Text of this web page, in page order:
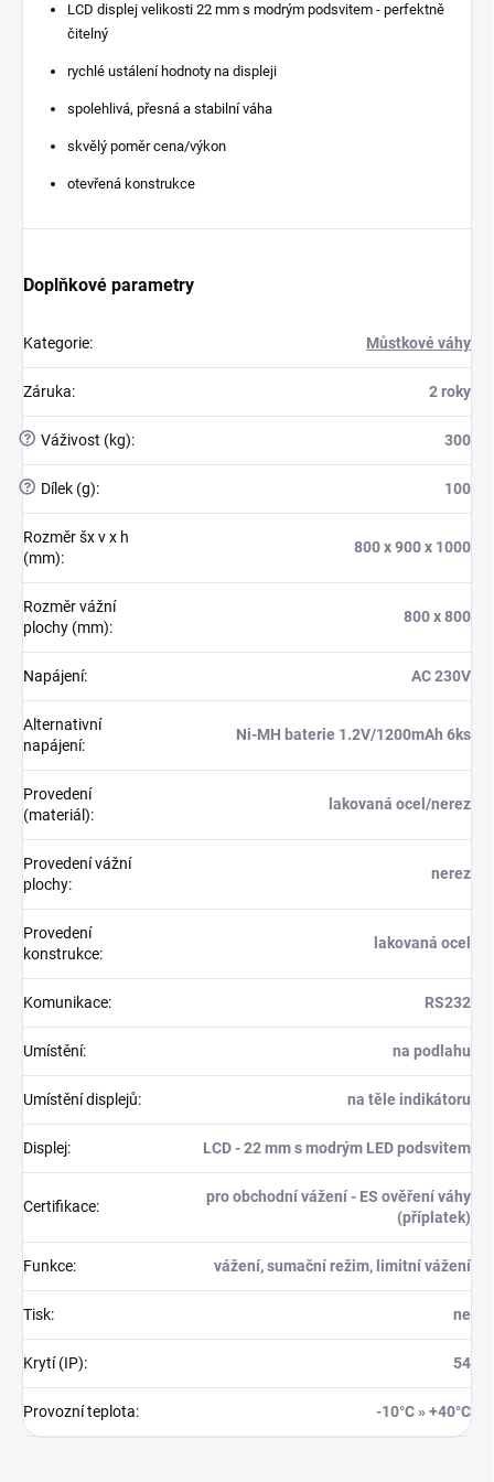
LCD displej velikosti 22 mm s modrým podsvitem - perfektně
čitelný
rychlé ustálení hodnoty na displeji
spolehlivá, přesná a stabilní váha
skvělý poměr cena/výkon
otevřená konstrukce
Doplňkové parametry
Kategorie: Můstkové váhy
Záruka: 2 roky
? Váživost (kg): 300
? Dílek (g): 100
Rozměr šx v x h
(mm):
800 x 900 x 1000
Rozměr vážní
plochy (mm):
800 x 800
Napájení: AC 230V
Alternativní
napájení:
Ni-MH baterie 1.2V/1200mAh 6ks
Provedení
(materiál):
lakovaná ocel/nerez
Provedení vážní
plochy:
nerez
Provedení
konstrukce:
lakovaná ocel
Komunikace: RS232
Umístění: na podlahu
Umístění displejů: na těle indikátoru
Displej: LCD - 22 mm s modrým LED podsvitem
Certifikace:
pro obchodní vážení - ES ověření váhy
(příplatek)
Funkce: vážení, sumační režim, limitní vážení
Tisk: ne
Krytí (IP): 54
Provozní teplota: -10°C » +40°C